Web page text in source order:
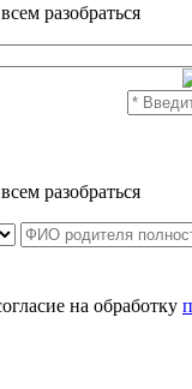
разобраться
разобраться
на обработку